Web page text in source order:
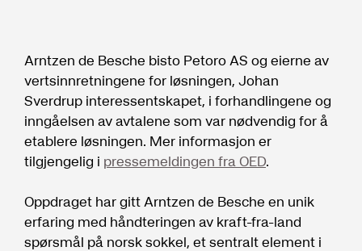
Arntzen de Besche bisto Petoro AS og eierne av
vertsinnretningene for løsningen, Johan
Sverdrup interessentskapet, i forhandlingene og
inngåelsen av avtalene som var nødvendig for å
etablere løsningen. Mer informasjon er
tilgjengelig i pressemeldingen fra OED.
Oppdraget har gitt Arntzen de Besche en unik
erfaring med håndteringen av kraft-fra-land
spørsmål på norsk sokkel, et sentralt element i